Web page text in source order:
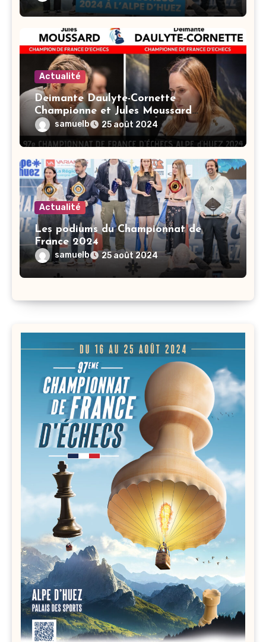
Actualité
Deimante Daulyte-Cornette
Championne et Jules Moussard
Champion de France d’Échecs 2024 !
samuelb 25 août 2024
Actualité
Les podiums du Championnat de
France 2024
samuelb 25 août 2024